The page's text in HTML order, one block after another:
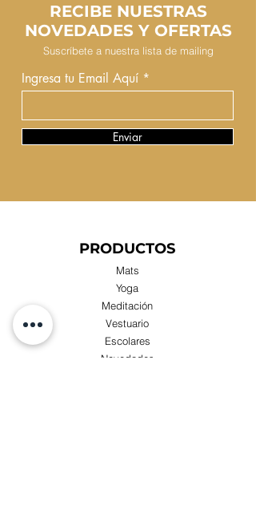
RECIBE NUESTRAS
NOVEDADES Y OFERTAS
Suscríbete a nuestra lista de mailing
Ingresa tu Email Aquí
Enviar
PRODUCTOS
Mats
Yoga
Meditación
Vestuario
Escolares
Novedades